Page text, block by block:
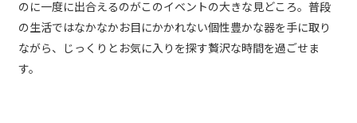
のに一度に出合えるのがこのイベントの大きな見どころ。普段
の生活ではなかなかお目にかかれない個性豊かな器を手に取り
ながら、じっくりとお気に入りを探す贅沢な時間を過ごせま
す。